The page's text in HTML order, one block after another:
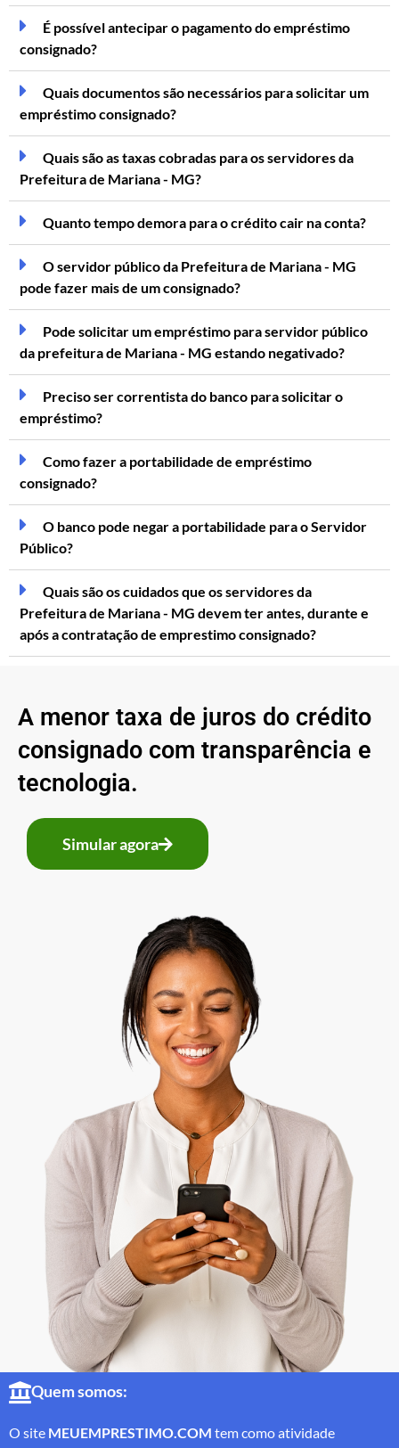
É possível antecipar o pagamento do empréstimo
consignado?
Quais documentos são necessários para solicitar um
empréstimo consignado?
Quais são as taxas cobradas para os servidores da
Prefeitura de Mariana - MG?
Quanto tempo demora para o crédito cair na conta?
O servidor público da Prefeitura de Mariana - MG
pode fazer mais de um consignado?
Pode solicitar um empréstimo para servidor público
da prefeitura de Mariana - MG estando negativado?
Preciso ser correntista do banco para solicitar o
empréstimo?
Como fazer a portabilidade de empréstimo
consignado?
O banco pode negar a portabilidade para o Servidor
Público?
Quais são os cuidados que os servidores da
Prefeitura de Mariana - MG devem ter antes, durante e
após a contratação de emprestimo consignado?
A menor taxa de juros do crédito
consignado com transparência e
tecnologia.
Simular agora
Quem somos:
O site MEUEMPRESTIMO.COM tem como atividade